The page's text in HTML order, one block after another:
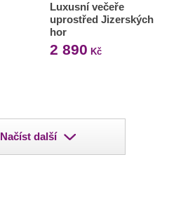
Luxusní večeře
uprostřed Jizerských
hor
2 890 Kč
Načíst další